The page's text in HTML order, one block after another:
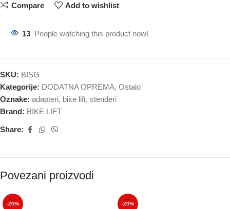
Compare Add to wishlist
13 People watching this product now!
SKU: BISG
Kategorije: DODATNA OPREMA, Ostalo
Oznake: adapteri, bike lift, stenderi
Brand: BIKE LIFT
Share:
Povezani proizvodi
-20% -20%